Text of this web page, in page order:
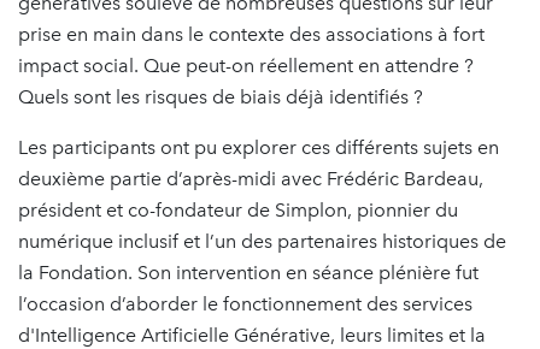
prise en main dans le contexte des associations à fort
impact social. Que peut-on réellement en attendre ?
Quels sont les risques de biais déjà identifiés ?
Les participants ont pu explorer ces différents sujets en
deuxième partie d’après-midi avec Frédéric Bardeau,
président et co-fondateur de Simplon, pionnier du
numérique inclusif et l’un des partenaires historiques de
la Fondation. Son intervention en séance plénière fut
l’occasion d’aborder le fonctionnement des services
d'Intelligence Artificielle Générative, leurs limites et la